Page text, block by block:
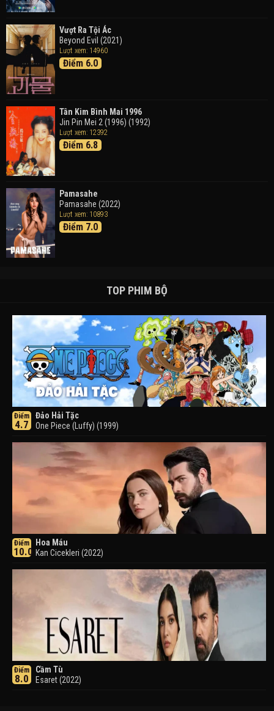
Vượt Ra Tội Ác
Beyond Evil (2021)
Lượt xem: 14960
Điểm 6.0
Tân Kim Bình Mai 1996
Jin Pin Mei 2 (1996) (1992)
Lượt xem: 12392
Điểm 6.8
Pamasahe
Pamasahe (2022)
Lượt xem: 10893
Điểm 7.0
TOP PHIM BỘ
Điểm
4.7
Đảo Hải Tặc
One Piece (Luffy) (1999)
Điểm
10.0
Hoa Máu
Kan Cicekleri (2022)
Điểm
8.0
Cầm Tù
Esaret (2022)